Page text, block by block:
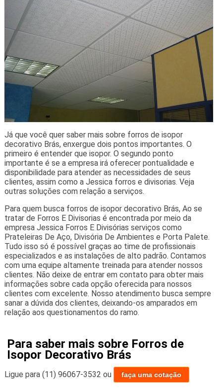
Já que você quer saber mais sobre forros de isopor
decorativo Brás, enxergue dois pontos importantes. O
primeiro é entender que isopor. O segundo ponto
importante é se a empresa irá oferecer pontualidade e
disponibilidade para atender as necessidades de seus
clientes, assim como a Jessica forros e divisorias. Veja
outras soluções com relação a serviços.
Para quem busca forros de isopor decorativo Brás, Ao se
tratar de Forros E Divisorias é encontrada por meio da
empresa Jessica Forros E Divisórias serviços como
Prateleiras De Aço, Divisória De Ambientes e Porta Palete.
Tudo isso só é possível graças ao time de profissionais
especializados e as instalações de alto padrão. Contamos
com uma equipe altamente treinada para atender nossos
clientes. Não deixe de entrar em contato para obter mais
informações sobre cada opção oferecida para nossos
clientes com excelente. Nosso atendimento busca sempre
sanar a dúvida dos clientes, deixando-os amparados em
relação aos questionamentos do ramo.
Para saber mais sobre Forros de
Isopor Decorativo Brás
Ligue para (11) 96067-3532 ou faça uma cotação